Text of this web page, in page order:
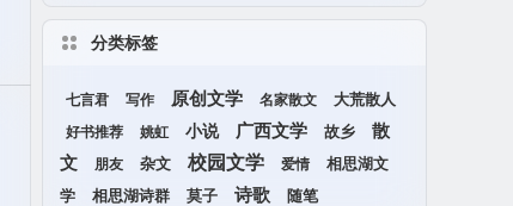
分类标签
七言君 写作 原创文学 名家散文 大荒散人
好书推荐 姚虹 小说 广西文学 故乡
散
文
朋友 杂文 校园文学 爱情
相思湖文
学
相思湖诗群 莫子 诗歌 随笔